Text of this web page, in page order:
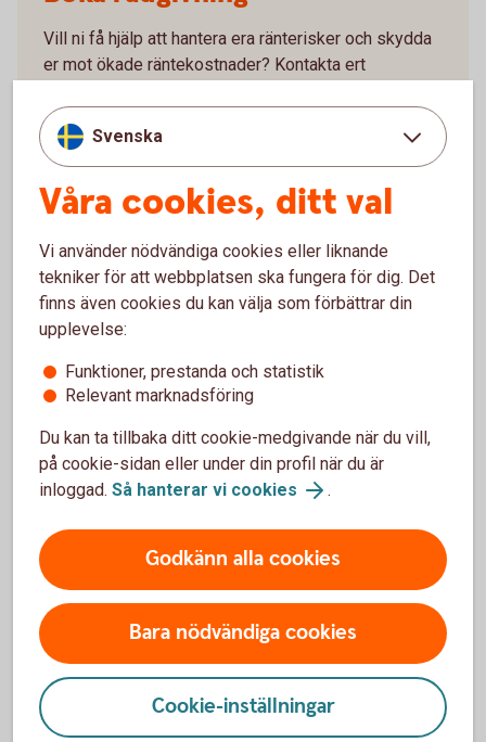
Vill ni få hjälp att hantera era ränterisker och skydda
er mot ökade räntekostnader? Kontakta ert
och diskutera olika alternativ, priser med mera.
Tillsammans hittar vi den lösning som passar er
bäst.
Kontakta ert bankkontor för rådgivning
Förtidsomsättning
Om ni har ett gammalt lån i Swedbank Hypotek som
är bundet ännu en tid med högre ränta än den som
råder på marknaden idag, kan det löna sig att
förtidsomsätta lånet. När lånet förtidsomsätts
ränteskillnadsersättning. Trots denna extra kostnad
kan det löna sig att genomföra det.
Ränteskillnadsersättningen betalas vid
omsättningstillfället.
Svenska
Våra cookies, ditt val
Vi använder nödvändiga cookies eller liknande
tekniker för att webbplatsen ska fungera för dig. Det
finns även cookies du kan välja som förbättrar din
upplevelse:
Funktioner, prestanda och statistik
Relevant marknadsföring
Du kan ta tillbaka ditt cookie-medgivande när du vill,
på cookie-sidan eller under din profil när du är
inloggad. Så hanterar vi cookies .
Godkänn alla cookies
Bara nödvändiga cookies
Cookie-inställningar